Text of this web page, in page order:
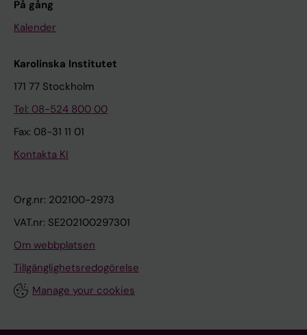
På gång
Kalender
Karolinska Institutet
171 77 Stockholm
Tel: 08-524 800 00
Fax: 08-31 11 01
Kontakta KI
Org.nr: 202100-2973
VAT.nr: SE202100297301
Om webbplatsen
Tillgänglighetsredogörelse
Manage your cookies